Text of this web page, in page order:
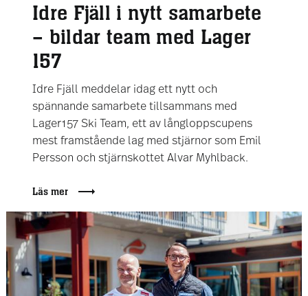
Idre Fjäll i nytt samarbete
– bildar team med Lager
157
Idre Fjäll meddelar idag ett nytt och
spännande samarbete tillsammans med
Lager157 Ski Team, ett av långloppscupens
mest framstående lag med stjärnor som Emil
Persson och stjärnskottet Alvar Myhlback.
Läs mer